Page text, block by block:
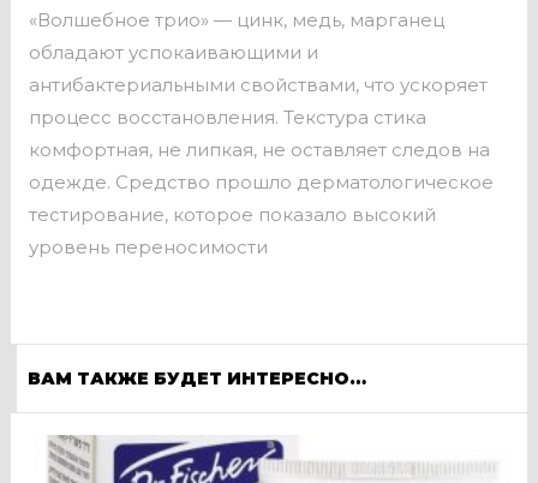
«Волшебное трио» — цинк, медь, марганец
обладают успокаивающими и
антибактериальными свойствами, что ускоряет
процесс восстановления. Текстура стика
комфортная, не липкая, не оставляет следов на
одежде. Средство прошло дерматологическое
тестирование, которое показало высокий
уровень переносимости
ВАМ ТАКЖЕ БУДЕТ ИНТЕРЕСНО…